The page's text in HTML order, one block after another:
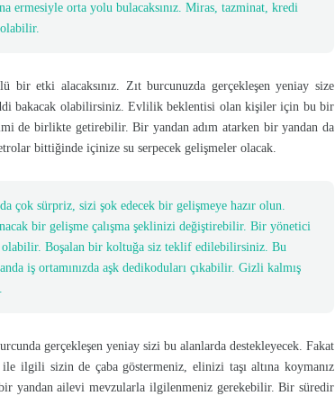
ermesiyle orta yolu bulacaksınız. Miras, tazminat, kredi
etki alacaksınız. Zıt burcunuzda gerçekleşen yeniay size
bakacak olabilirsiniz. Evlilik beklentisi olan kişiler için bu bir
de birlikte getirebilir. Bir yandan adım atarken bir yandan da
bittiğinde içinize su serpecek gelişmeler olacak.
çok sürpriz, sizi şok edecek bir gelişmeye hazır olun.
bir gelişme çalışma şeklinizi değiştirebilir. Bir yönetici
olabilir. Boşalan bir koltuğa siz teklif edilebilirsiniz. Bu
iş ortamınızda aşk dedikoduları çıkabilir. Gizli kalmış
gerçekleşen yeniay sizi bu alanlarda destekleyecek. Fakat
ilgili sizin de çaba göstermeniz, elinizi taşı altına koymanız
yandan ailevi mevzularla ilgilenmeniz gerekebilir. Bir süredir